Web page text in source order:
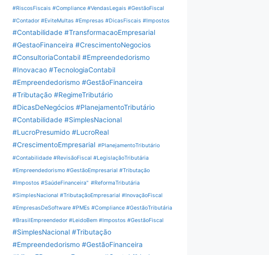
#RiscosFiscais #Compliance #VendasLegais #GestãoFiscal
#Contador #EviteMultas #Empresas #DicasFiscais #Impostos
#Contabilidade #TransformacaoEmpresarial
#GestaoFinanceira #CrescimentoNegocios
#ConsultoriaContabil #Empreendedorismo
#Inovacao #TecnologiaContabil
#Empreendedorismo #GestãoFinanceira
#Tributação #RegimeTributário
#DicasDeNegócios #PlanejamentoTributário
#Contabilidade #SimplesNacional
#LucroPresumido #LucroReal
#CrescimentoEmpresarial #PlanejamentoTributário
#Contabilidade #RevisãoFiscal #LegislaçãoTributária
#Empreendedorismo #GestãoEmpresarial #Tributação
#Impostos #SaúdeFinanceira" #ReformaTributária
#SimplesNacional #TributaçãoEmpresarial #InovaçãoFiscal
#EmpresasDeSoftware #PMEs #Compliance #GestãoTributária
#BrasilEmpreendedor #LeidoBem #Impostos #GestãoFiscal
#SimplesNacional #Tributação
#Empreendedorismo #GestãoFinanceira